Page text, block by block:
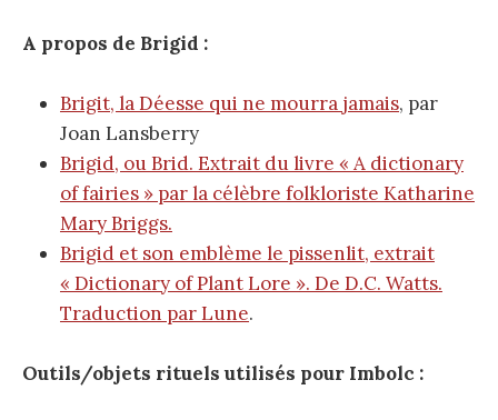
A propos de Brigid :
Brigit, la Déesse qui ne mourra jamais, par
Joan Lansberry
Brigid, ou Brid. Extrait du livre « A dictionary
of fairies » par la célèbre folkloriste Katharine
Mary Briggs.
Brigid et son emblème le pissenlit, extrait
« Dictionary of Plant Lore ». De D.C. Watts.
Traduction par Lune.
Outils/objets rituels utilisés pour Imbolc :